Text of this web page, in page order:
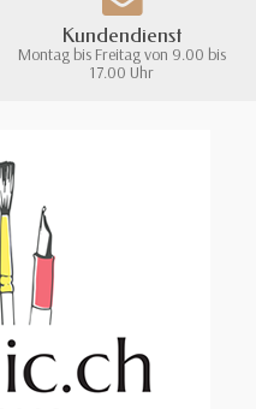
Kundendienst
Montag bis Freitag von 9.00 bis
17.00 Uhr